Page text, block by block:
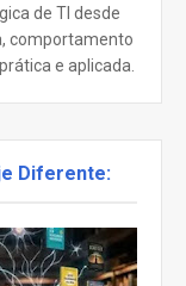
de TI desde
comportamento
e aplicada.
Diferente: